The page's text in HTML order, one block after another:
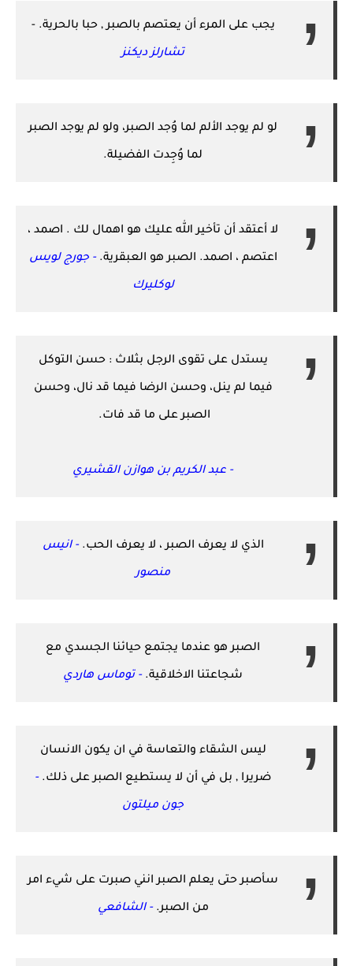
يجب على المرء أن يعتصم بالصبر , حبا بالحرية. -
تشارلز ديكنز
لو لم يوجد الألم لما وُجد الصبر، ولو لم يوجد الصبر
لما وُجِدت الفضيلة.
لا أعتقد أن تأخير الله عليك هو اهمال لك . اصمد ،
اعتصم ، اصمد. الصبر هو العبقرية.- جورج لويس
لوكليرك
يستدل على تقوى الرجل بثلاث : حسن التوكل
فيما لم ينل، وحسن الرضا فيما قد نال، وحسن
الصبر على ما قد فات.
- عبد الكريم بن هوازن القشيري
الذي لا يعرف الصبر ، لا يعرف الحب.-انيس
منصور
الصبر هو عندما يجتمع حيائنا الجسدي مع
شجاعتنا الاخلاقية.-توماس هاردي
ليس الشقاء والتعاسة في ان يكون الانسان
ضريرا , بل في أن لا يستطيع الصبر على ذلك.-
جون ميلتون
سأصبر حتى يعلم الصبر انني صبرت على شيء امر
من الصبر.- الشافعي